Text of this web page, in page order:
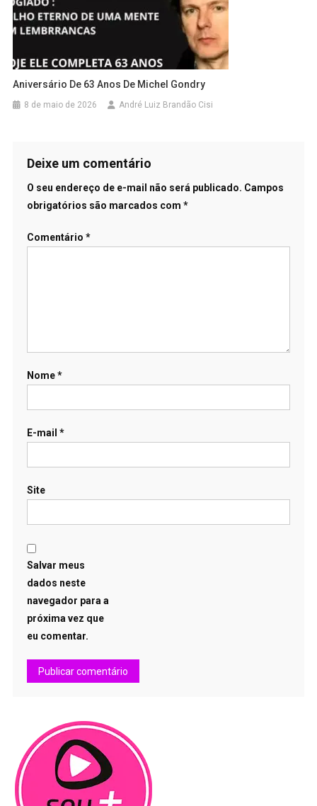
Aniversário De 63 Anos De Michel Gondry
8 de maio de 2026 André Luiz Brandão Cisi
Deixe um comentário
O seu endereço de e-mail não será publicado. Campos
obrigatórios são marcados com *
Comentário *
Nome*
E-mail *
Site
Salvar meus
dados neste
navegador para a
próxima vez que
eu comentar.